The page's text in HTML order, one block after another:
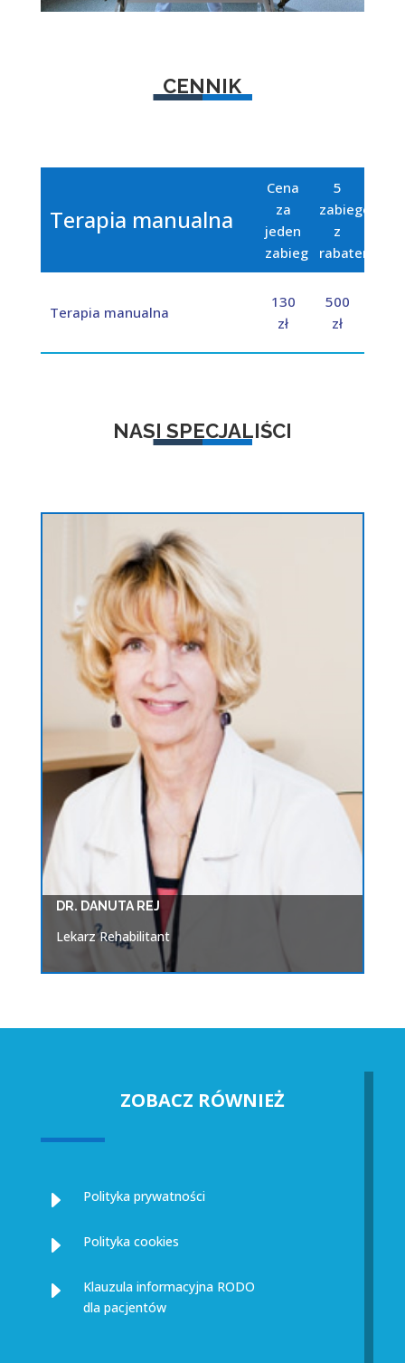
CENNIK
Terapia manualna
Cena
za
jeden
zabieg
5
zabiegów
z
rabatem
Terapia manualna
130
zł
500
zł
NASI SPECJALIŚCI
DR. DANUTA REJ
Lekarz Rehabilitant
Przyjmuje w ramach Poradni Rehabilitacyjnej
ZOBACZ RÓWNIEŻ
E Polityka prywatności
E Polityka cookies
E
Klauzula informacyjna RODO
dla pacjentów